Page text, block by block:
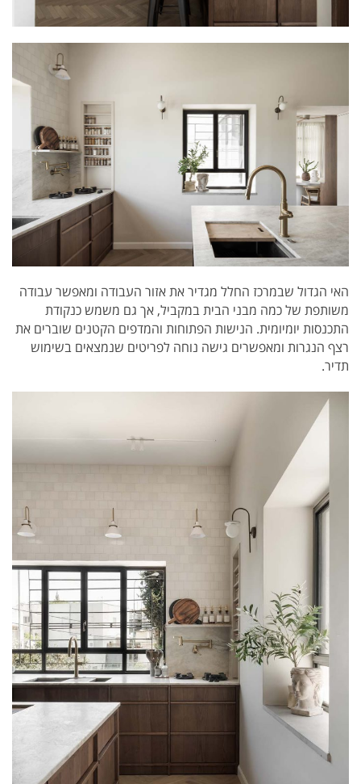
האי הגדול שבמרכז החלל מגדיר את אזור העבודה ומאפשר עבודה
משותפת של כמה מבני הבית במקביל, אך גם משמש כנקודת
התכנסות יומיומית. הנישות הפתוחות והמדפים הקטנים שוברים את
רצף הנגרות ומאפשרים גישה נוחה לפריטים שנמצאים בשימוש
תדיר.